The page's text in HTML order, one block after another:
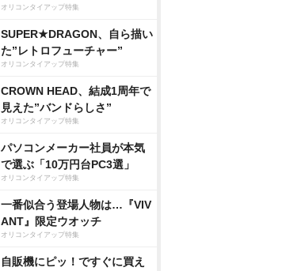
オリコンタイアップ特集
SUPER★DRAGON、自ら描い
た”レトロフューチャー”
オリコンタイアップ特集
CROWN HEAD、結成1周年で
見えた”バンドらしさ”
オリコンタイアップ特集
パソコンメーカー社員が本気
で選ぶ「10万円台PC3選」
オリコンタイアップ特集
一番似合う登場人物は…『VIV
ANT』限定ウオッチ
オリコンタイアップ特集
自販機にピッ！ですぐに買え